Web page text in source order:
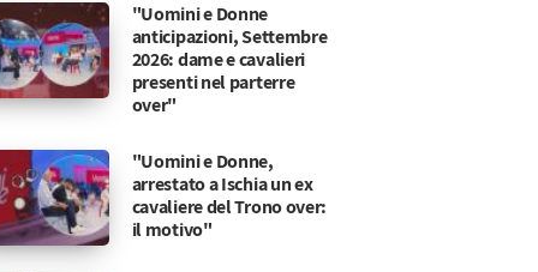
"Uomini e Donne
anticipazioni, Settembre
2026: dame e cavalieri
presenti nel parterre
over"
"Uomini e Donne,
arrestato a Ischia un ex
cavaliere del Trono over:
il motivo"